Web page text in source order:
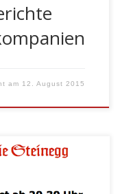
am 12. August 2015